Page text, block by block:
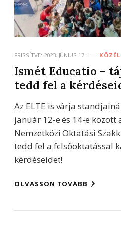
FRISSÍTVE: 2023. JÚNIUS 17.
Ismét Educatio –
tedd fel a
Az ELTE is várja
január 12-e és 14-e között
Nemzetközi Oktatási
tedd fel a felsőoktatással
kérdéseidet!
OLVASSON TOVÁBB